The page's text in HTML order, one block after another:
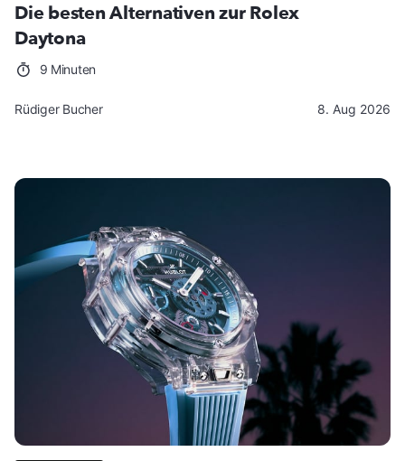
Die besten Alternativen zur Rolex
Daytona
9 Minuten
Rüdiger Bucher 8. Aug 2026